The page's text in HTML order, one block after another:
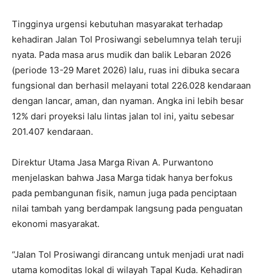
Tingginya urgensi kebutuhan masyarakat terhadap
kehadiran Jalan Tol Prosiwangi sebelumnya telah teruji
nyata. Pada masa arus mudik dan balik Lebaran 2026
(periode 13-29 Maret 2026) lalu, ruas ini dibuka secara
fungsional dan berhasil melayani total 226.028 kendaraan
dengan lancar, aman, dan nyaman. Angka ini lebih besar
12% dari proyeksi lalu lintas jalan tol ini, yaitu sebesar
201.407 kendaraan.
Direktur Utama Jasa Marga Rivan A. Purwantono
menjelaskan bahwa Jasa Marga tidak hanya berfokus
pada pembangunan fisik, namun juga pada penciptaan
nilai tambah yang berdampak langsung pada penguatan
ekonomi masyarakat.
“Jalan Tol Prosiwangi dirancang untuk menjadi urat nadi
utama komoditas lokal di wilayah Tapal Kuda. Kehadiran